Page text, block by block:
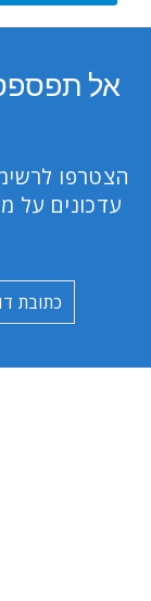
אל
הצטרפו
עדכונים על